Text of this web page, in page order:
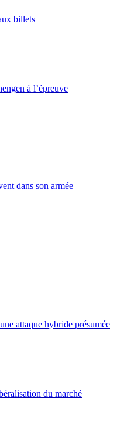
billets
à l’épreuve
dans son armée
attaque hybride présumée
du marché